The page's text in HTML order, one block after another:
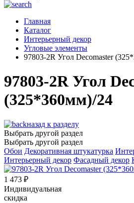
Главная
Каталог
Интерьерный декор
Угловые элементы
97803-2R Угол Decomaster
97803-2R Угол
(325*360мм)/24
назад к разделу
Выбрать другой раздел
Выбрать другой раздел
Обои Декоративная штукатурка
Интерьерный декор Фасадный декор
1 473 ₽
Индивидуальная
скидка